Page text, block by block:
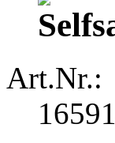
Art.Nr.: